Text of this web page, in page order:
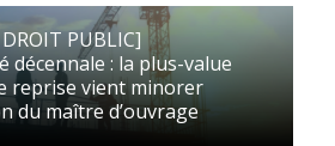
PUBLIC]
décennale : la plus-value
reprise vient minorer
du maître d’ouvrage
PUBLIC]
décennale : la plus-value
reprise vient minorer
du maître d’ouvrage
Droit Public des Affaires
PUBLIC]